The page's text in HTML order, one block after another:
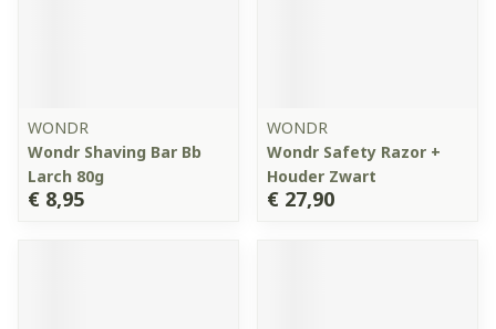
WONDR
Wondr Shaving Bar Bb
Larch 80g
€ 8,95
WONDR
Wondr Safety Razor +
Houder Zwart
€ 27,90